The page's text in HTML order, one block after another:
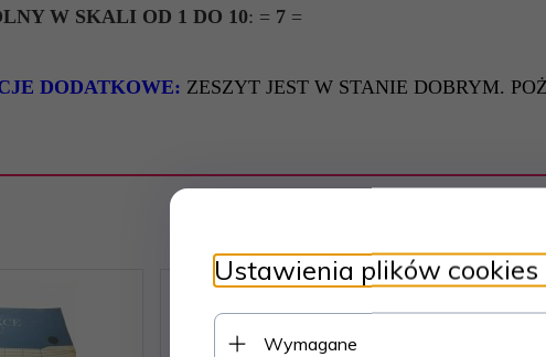
W SKALI OD 1 DO 10: = 7 =
DODATKOWE: ZESZYT JEST W STANIE DOBRYM.
Ustawienia plików cookies
Wymagane